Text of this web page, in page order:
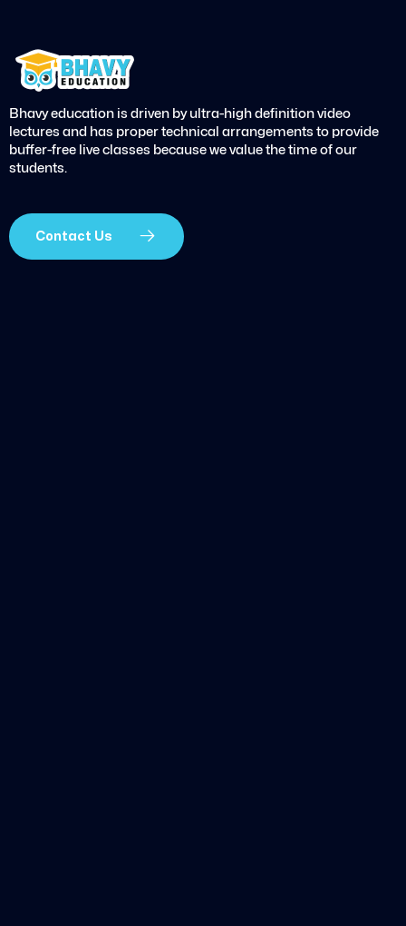
Bhavy education is driven by ultra-high definition video
lectures and has proper technical arrangements to provide
buffer-free live classes because we value the time of our
students.
Contact Us